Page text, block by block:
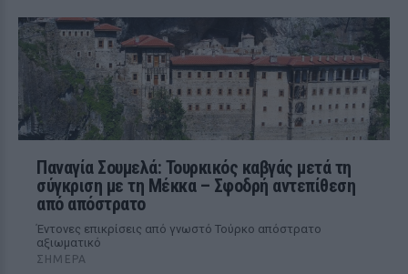
Παναγία Σουμελά: Τουρκικός καβγάς μετά τη
σύγκριση με τη Μέκκα – Σφοδρή αντεπίθεση
από απόστρατο
Έντονες επικρίσεις από γνωστό Τούρκο απόστρατο
αξιωματικό
ΣΉΜΕΡΑ